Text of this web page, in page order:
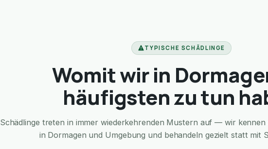
TYPISCHE SCHÄDLINGE
Womit wir in
häufigsten zu tun
Schädlinge treten in immer wiederkehrenden Mustern auf — wir kennen
in Dormagen und Umgebung und behandeln gezielt statt mit